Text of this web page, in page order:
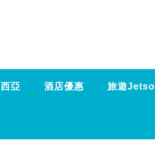
亞 酒店優惠 旅遊Jetso